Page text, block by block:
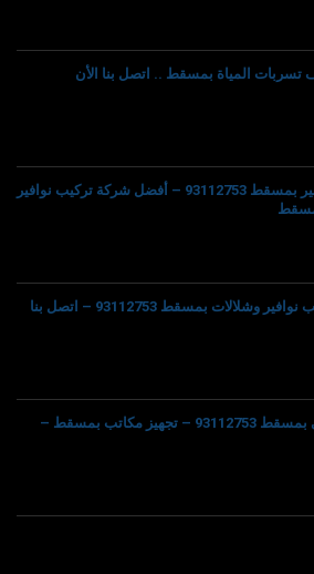
المياة بمسقط .. اتصل بنا الأن
تركيب نوافير بمسقط 93112753 – أفضل شركة تركيب نوافير
شركة تركيب نوافير وشلالات بمسقط 93112753 – اتصل بنا
اثاث مكتبى بمسقط 93112753 – تجهيز مكاتب بمسقط –